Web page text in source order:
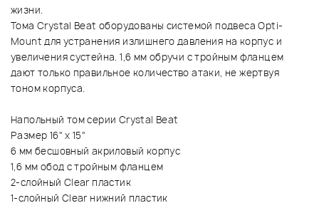
жизни.
Тома Crystal Beat оборудованы системой подвеса Opti-
Mount для устранения излишнего давления на корпус и
увеличения сустейна. 1,6 мм обручи с тройным фланцем
дают только правильное количество атаки, не жертвуя
тоном корпуса.
Напольный том серии Crystal Beat
Размер 16" х 15"
6 мм бесшовный акриловый корпус
1,6 мм обод с тройным фланцем
2-слойный Clear пластик
1-слойный Clear нижний пластик